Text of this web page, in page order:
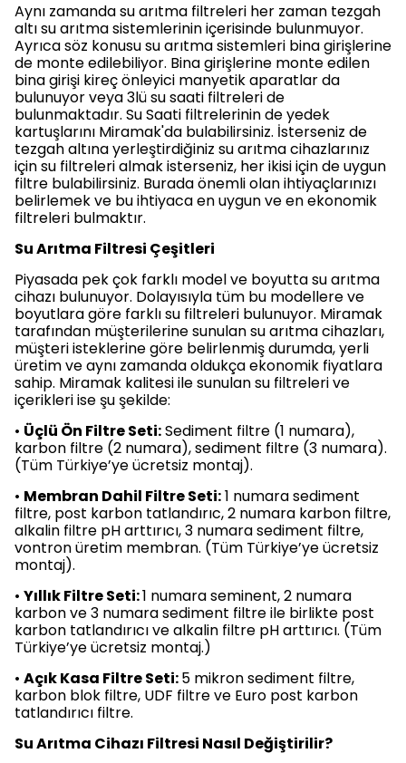
Aynı zamanda su arıtma filtreleri her zaman tezgah
altı su arıtma sistemlerinin içerisinde bulunmuyor.
Ayrıca söz konusu su arıtma sistemleri bina girişlerine
de monte edilebiliyor. Bina girişlerine monte edilen
bina girişi kireç önleyici manyetik aparatlar da
bulunuyor veya 3lü su saati filtreleri de
bulunmaktadır. Su Saati filtrelerinin de yedek
kartuşlarını Miramak'da bulabilirsiniz. İsterseniz de
tezgah altına yerleştirdiğiniz su arıtma cihazlarınız
için su filtreleri almak isterseniz, her ikisi için de uygun
filtre bulabilirsiniz. Burada önemli olan ihtiyaçlarınızı
belirlemek ve bu ihtiyaca en uygun ve en ekonomik
filtreleri bulmaktır.
Su Arıtma Filtresi Çeşitleri
Piyasada pek çok farklı model ve boyutta su arıtma
cihazı bulunuyor. Dolayısıyla tüm bu modellere ve
boyutlara göre farklı su filtreleri bulunuyor. Miramak
tarafından müşterilerine sunulan su arıtma cihazları,
müşteri isteklerine göre belirlenmiş durumda, yerli
üretim ve aynı zamanda oldukça ekonomik fiyatlara
sahip. Miramak kalitesi ile sunulan su filtreleri ve
içerikleri ise şu şekilde:
• Üçlü Ön Filtre Seti:Sediment filtre (1 numara),
karbon filtre (2 numara), sediment filtre (3 numara).
(Tüm Türkiye’ye ücretsiz montaj).
• Membran Dahil Filtre Seti:1 numara sediment
filtre, post karbon tatlandırıc, 2 numara karbon filtre,
alkalin filtre pH arttırıcı, 3 numara sediment filtre,
vontron üretim membran. (Tüm Türkiye’ye ücretsiz
montaj).
• Yıllık Filtre Seti:1 numara seminent, 2 numara
karbon ve 3 numara sediment filtre ile birlikte post
karbon tatlandırıcı ve alkalin filtre pH arttırıcı. (Tüm
Türkiye’ye ücretsiz montaj.)
• Açık Kasa Filtre Seti:5 mikron sediment filtre,
karbon blok filtre, UDF filtre ve Euro post karbon
tatlandırıcı filtre.
Su Arıtma Cihazı Filtresi Nasıl Değiştirilir?